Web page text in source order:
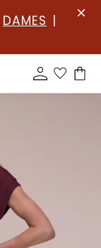
DAMES |